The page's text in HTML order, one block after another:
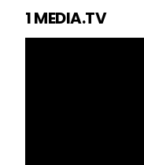
1 MEDIA.TV